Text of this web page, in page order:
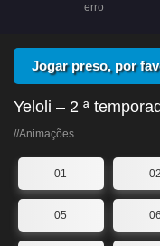
erro
Jogar preso, por
linha
Yeloli – 2 ª
//Animações
01 02
05 06